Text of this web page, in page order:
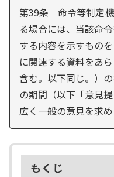
第39条 命令等制定
る場合には、当該命
する内容を示すもの
に関連する資料をあ
含む。以下同じ。）
の期間（以下「意見
広く一般の意見を求
もくじ